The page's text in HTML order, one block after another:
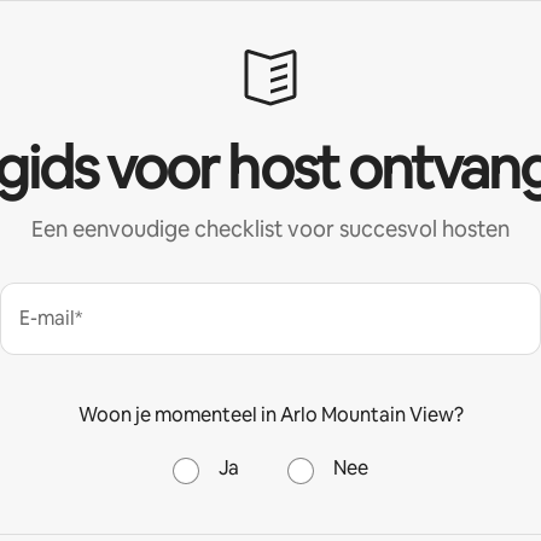
voor host
Een eenvoudige checklist voor succesvol hosten
E-mail*
Woon je momenteel in Arlo Mountain View?
Ja Nee